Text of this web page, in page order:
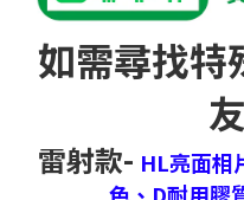
如需尋找特
雷射款- HL亮面相
色、 D耐用膠